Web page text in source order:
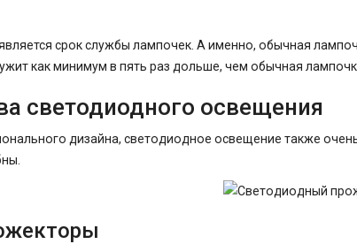
срок службы лампочек. А именно, обычная
как минимум в пять раз дольше, чем обычная
светодиодного освещения
дизайна, светодиодное освещение также